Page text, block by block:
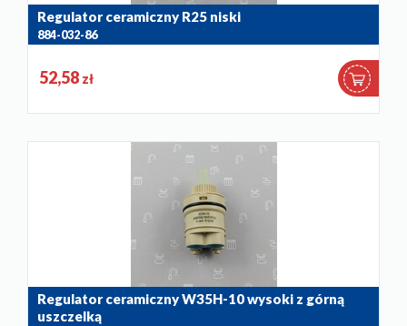
Regulator ceramiczny R25 niski
884-032-86
52,58 zł
Regulator ceramiczny W35H-10 wysoki z górną
uszczelką